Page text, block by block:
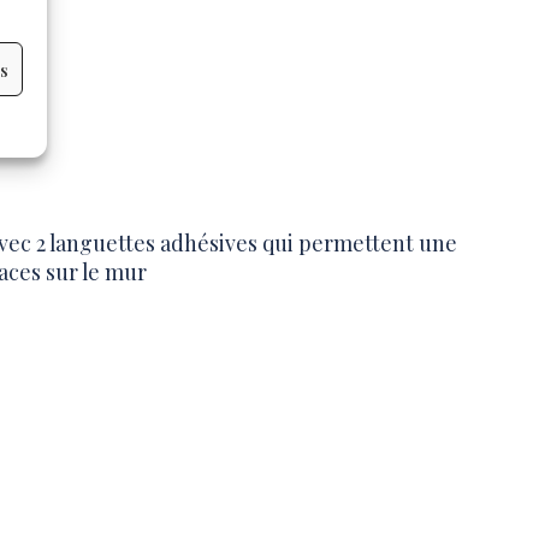
2 languettes adhésives qui permettent une
sur le mur